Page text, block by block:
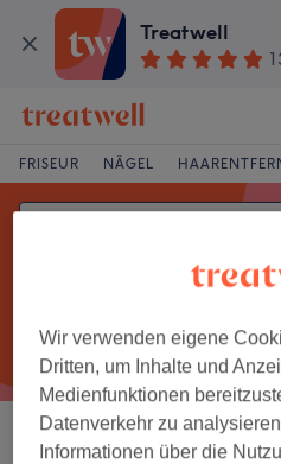
Treatwell
FRISEUR NÄGEL
Sortieren nach
Wir verwenden eigene
Dritten, um Inhalte und
Medienfunktionen
Datenverkehr zu
Informationen über die